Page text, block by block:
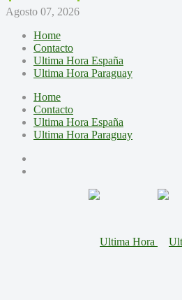
Agosto 07, 2026
Home
Contacto
Ultima Hora España
Ultima Hora Paraguay
Home
Contacto
Ultima Hora España
Ultima Hora Paraguay